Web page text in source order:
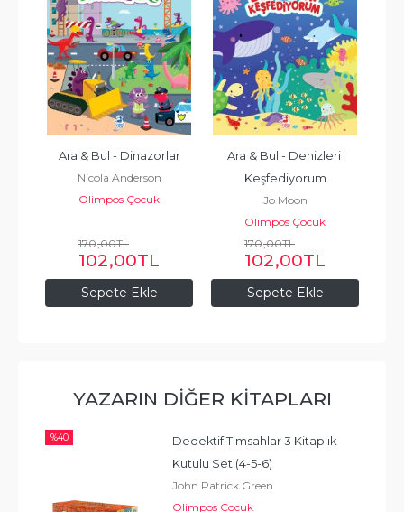
Sepete Ekle
Ara & Bul - Dinazorlar
Nicola Anderson
Olimpos Çocuk
170,00TL
102,00TL
Sepete Ekle
Ara & Bul - Denizleri
Keşfediyorum
Jo Moon
Olimpos Çocuk
170,00TL
102,00TL
YAZARIN DIĞER KITAPLARI
%40
Dedektif Timsahlar 3 Kitaplık
Kutulu Set (4-5-6)
John Patrick Green
Olimpos Çocuk